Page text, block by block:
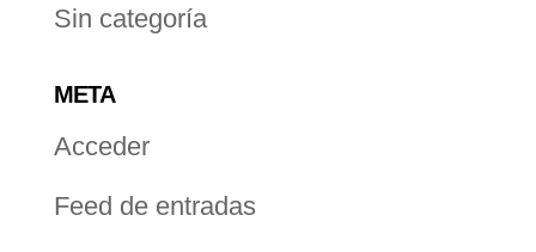
Sin categoría
META
Acceder
Feed de entradas